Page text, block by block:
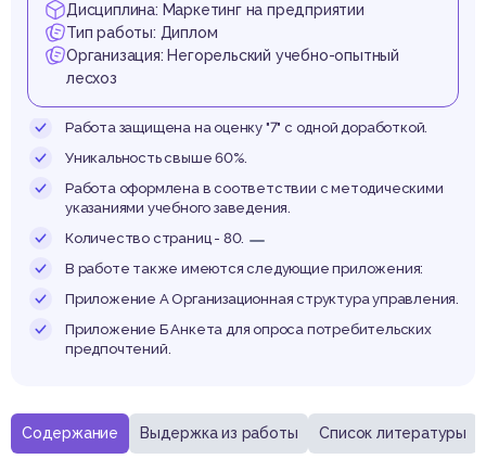
Содержание Выдержка из работы Список литературы
Дисциплина: Маркетинг на предприятии
Тип работы: Диплом
Организация: Негорельский учебно-опытный
лесхоз
Работа защищена на оценку "7" с одной доработкой.
Уникальность свыше 60%.
Работа оформлена в соответствии с методическими
указаниями учебного заведения.
Количество страниц - 80.
В работе также имеются следующие приложения:
Приложение А Организационная структура управления.
Приложение Б Анкета для опроса потребительских
предпочтений.